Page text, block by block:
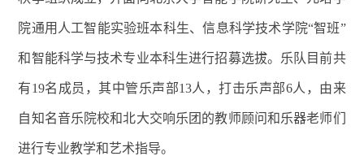
院通用人工智能实验班本科生、信息科学技术学院“智班”
和智能科学与技术专业本科生进行招募选拔。乐队目前共
有19名成员，其中管乐声部13人，打击乐声部6人，由来
自知名音乐院校和北大交响乐团的教师顾问和乐器老师们
进行专业教学和艺术指导。